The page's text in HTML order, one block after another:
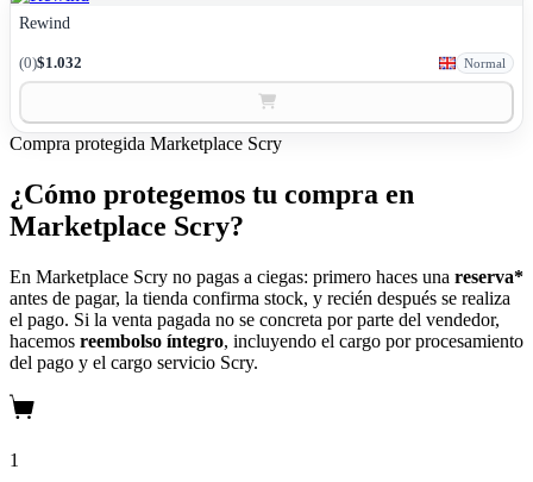
Rewind
(0)$1.032 Normal
Compra protegida Marketplace Scry
¿Cómo protegemos tu compra en
Marketplace Scry?
En Marketplace Scry no pagas a ciegas: primero haces una reserva*
antes de pagar, la tienda confirma stock, y recién después se realiza
el pago. Si la venta pagada no se concreta por parte del vendedor,
hacemos reembolso íntegro, incluyendo el cargo por procesamiento
del pago y el cargo servicio Scry.
1